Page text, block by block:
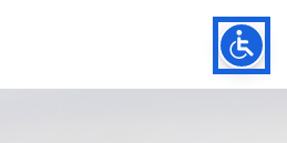
polanco